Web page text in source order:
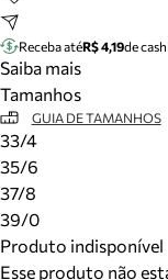
Tire dúvidas
Meus pedidos
Acompanhe
Receba atéR$ 4,19de
Saiba mais
Tamanhos
GUIA DE TAMANHOS
33/4
35/6
37/8
39/0
Produto indisponível
Esse produto não